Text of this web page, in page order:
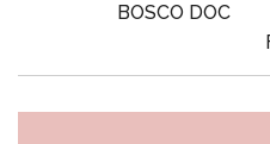
BOSCO DOC